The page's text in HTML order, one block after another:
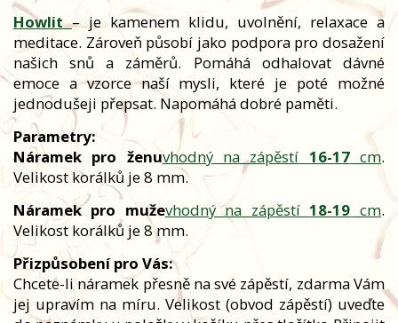
Howlit–je kamenem klidu, uvolnění, relaxace a
meditace. Zároveň působí jako podpora pro dosažení
našich snů a záměrů. Pomáhá odhalovat dávné
emoce a vzorce naší mysli, které je poté možné
jednodušeji přepsat. Napomáhá dobré paměti.
Parametry:
Náramek pro ženuvhodný na zápěstí 16-17cm.
Velikost korálků je 8 mm.
Náramek pro muževhodný na zápěstí18-19 cm.
Velikost korálků je 8 mm.
Přizpůsobení pro Vás:
Chcete-li náramek přesně na své zápěstí, zdarma Vám
jej upravím na míru. Velikost (obvod zápěstí) uveďte